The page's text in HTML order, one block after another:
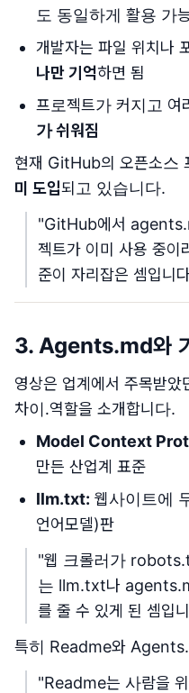
도 동일하게 활용 가
개발자는 파일 위치나
나만 기억하면 됨
프로젝트가 커지고 여
가 쉬워짐
현재 GitHub의 오픈소스
미 도입되고 있습니다.
"GitHub에서
젝트가 이미 사용 중이
준이 자리잡은 셈입니
3. Agents.md와
영상은 업계에서 주목받
차이․역할을 소개합니다.
Model Context
만든 산업계 표준
llm.txt: 웹사이트에
언어모델)판
"웹 크롤러가
는 llm.txt나
를 줄 수 있게 된 셈입
특히 Readme와
"Readme는 사람을